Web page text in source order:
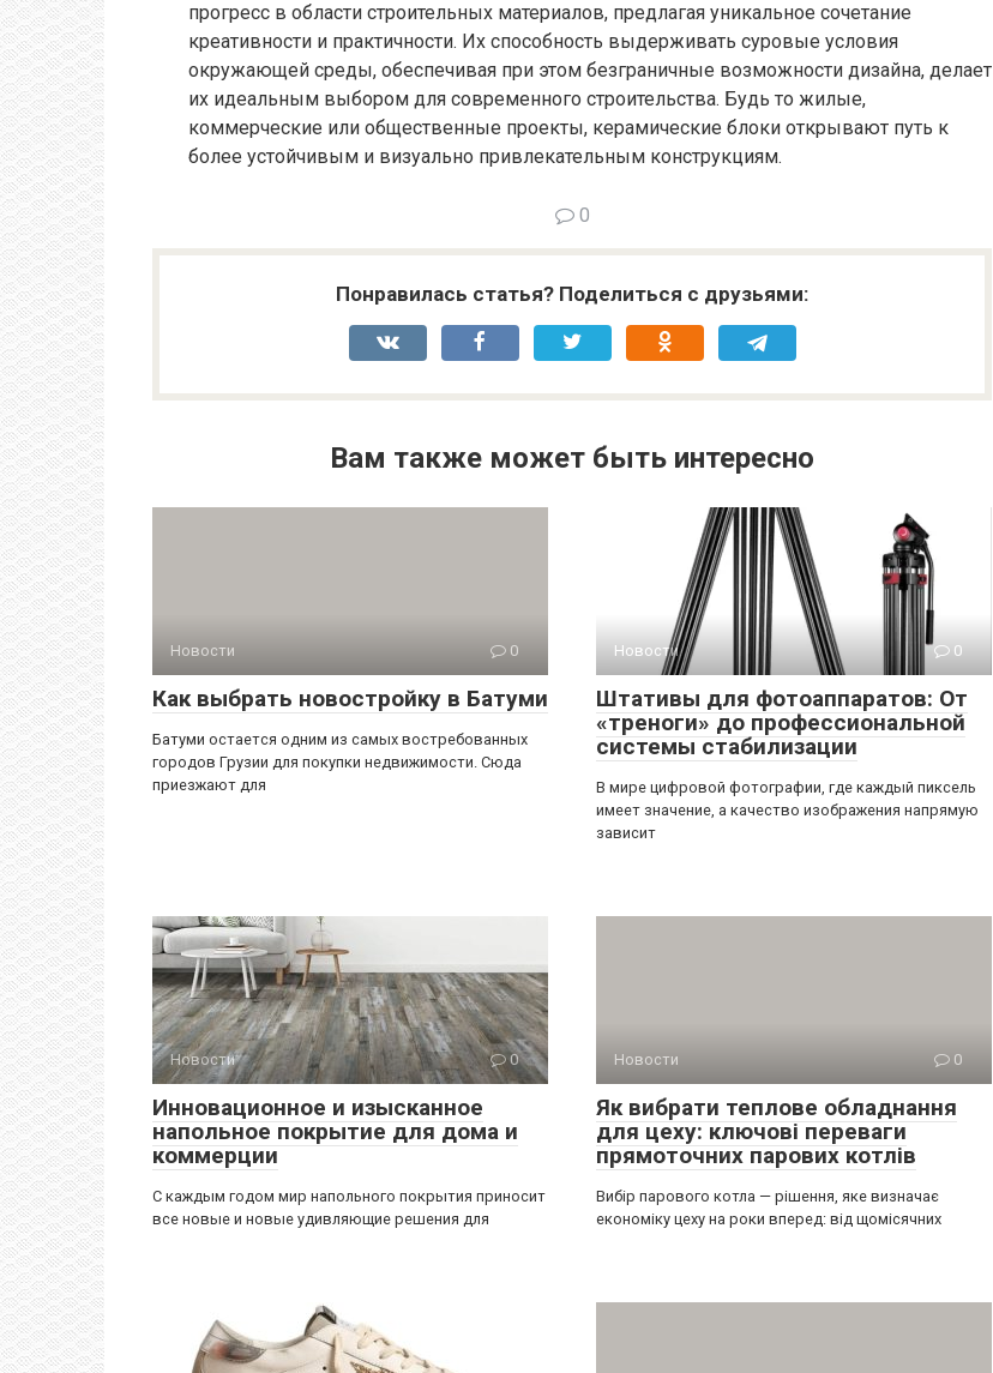
прогресс в области строительных материалов, предлагая уникальное сочетание
креативности и практичности. Их способность выдерживать суровые условия
окружающей среды, обеспечивая при этом безграничные возможности дизайна, делает
их идеальным выбором для современного строительства. Будь то жилые,
коммерческие или общественные проекты, керамические блоки открывают путь к
более устойчивым и визуально привлекательным конструкциям.
0
Понравилась статья? Поделиться с друзьями:
Вам также может быть интересно
Новости 0
Как выбрать новостройку в Батуми
Батуми остается одним из самых востребованных
городов Грузии для покупки недвижимости. Сюда
приезжают для
Новости 0
Штативы для фотоаппаратов: От
«треноги» до профессиональной
системы стабилизации
В мире цифровой фотографии, где каждый пиксель
имеет значение, а качество изображения напрямую
зависит
Новости 0
Инновационное и изысканное
напольное покрытие для дома и
коммерции
С каждым годом мир напольного покрытия приносит
все новые и новые удивляющие решения для
Новости 0
Як вибрати теплове обладнання
для цеху: ключові переваги
прямоточних парових котлів
Вибір парового котла — рішення, яке визначає
економіку цеху на роки вперед: від щомісячних